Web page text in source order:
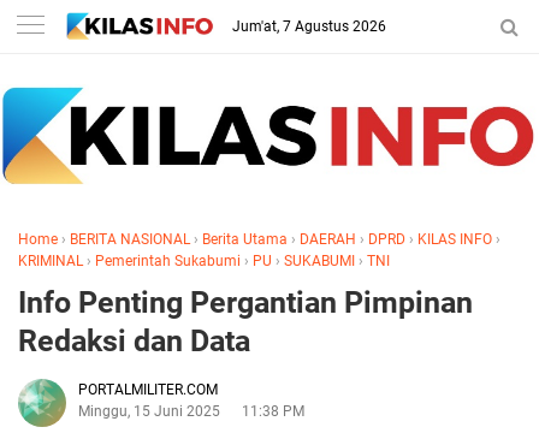
Jum'at, 7 Agustus 2026
Home › BERITA NASIONAL › Berita Utama › DAERAH › DPRD › KILAS INFO ›
KRIMINAL › Pemerintah Sukabumi › PU › SUKABUMI › TNI
Info Penting Pergantian Pimpinan
Redaksi dan Data
PORTALMILITER.COM
Minggu, 15 Juni 2025
11:38 PM